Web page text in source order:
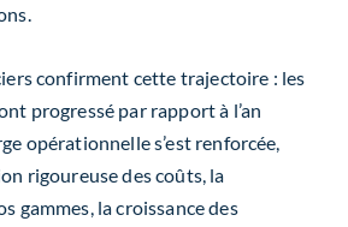
confirment cette trajectoire : les
progressé par rapport à l’an
opérationnelle s’est renforcée,
rigoureuse des coûts, la
gammes, la croissance des